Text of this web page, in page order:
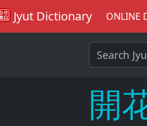
Jyut Dictionary ONLINE
開